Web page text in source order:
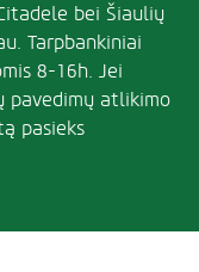
bei Šiaulių
Tarpbankiniai
8-16h. Jei
pavedimų atlikimo
pasieks